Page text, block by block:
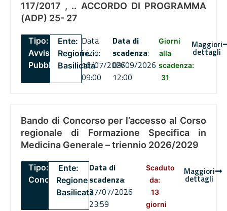
117/2017 , .. ACCORDO DI PROGRAMMA
(ADP) 25- 27
Tipo:
Avviso
Pubblico
Ente:
Regione
Basilicata
Data
inizio:
16/07/2026
09:00
Data di
scadenza:
09/09/2026
12:00
Giorni
alla
scadenza:
31
Maggiori
dettagli
Bando di Concorso per l’accesso al Corso
regionale di Formazione Specifica in
Medicina Generale – triennio 2026/2029
Tipo:
Concorsi
Ente:
Regione
Basilicata
Data di
scadenza:
27/07/2026
23:59
Scaduto
da:
13
giorni
Maggiori
dettagli